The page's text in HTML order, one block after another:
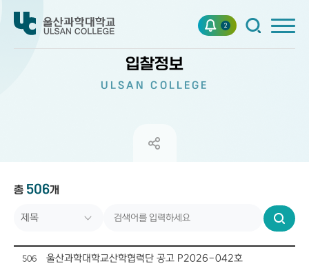
2
입찰정보
ULSAN COLLEGE
총 506개
검
색
506 울산과학대학교산학협력단 공고 P2026-042호